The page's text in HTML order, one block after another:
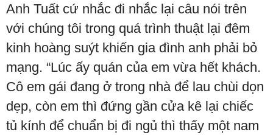
Anh Tuất cứ nhắc đi nhắc lại câu nói trên
với chúng tôi trong quá trình thuật lại đêm
kinh hoàng suýt khiến gia đình anh phải bỏ
mạng. “Lúc ấy quán của em vừa hết khách.
Cô em gái đang ở trong nhà để lau chùi dọn
dẹp, còn em thì đứng gần cửa kê lại chiếc
tủ kính để chuẩn bị đi ngủ thì thấy một nam